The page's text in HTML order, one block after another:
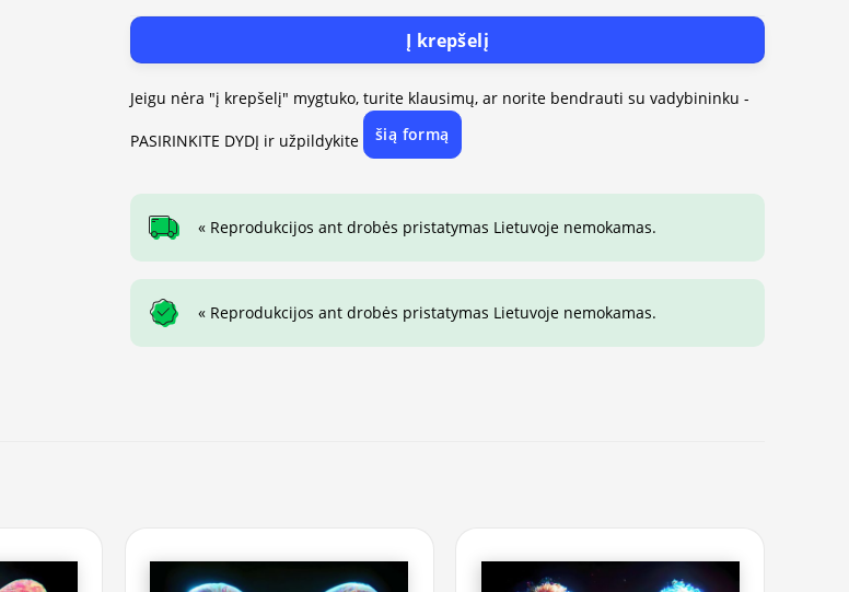
Į krepšelį
Jeigu nėra "į krepšelį" mygtuko, turite klausimų, ar norite bendrauti su vadybininku -
PASIRINKITE DYDĮ ir užpildykite šią formą
« Reprodukcijos ant drobės pristatymas Lietuvoje nemokamas.
« Reprodukcijos ant drobės pristatymas Lietuvoje nemokamas.